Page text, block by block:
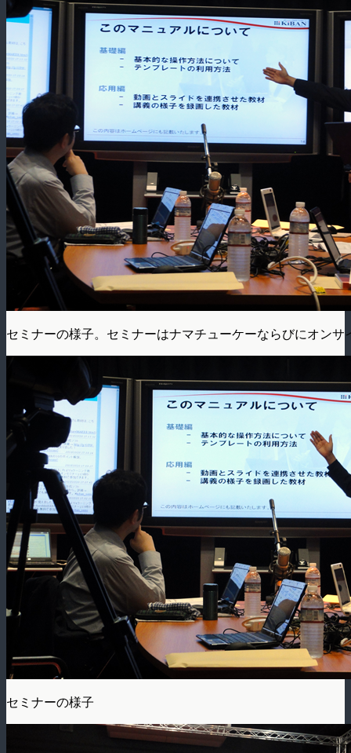
セミナーの様子。セミナーはナマチューケーならびにオンサ
セミナーの様子